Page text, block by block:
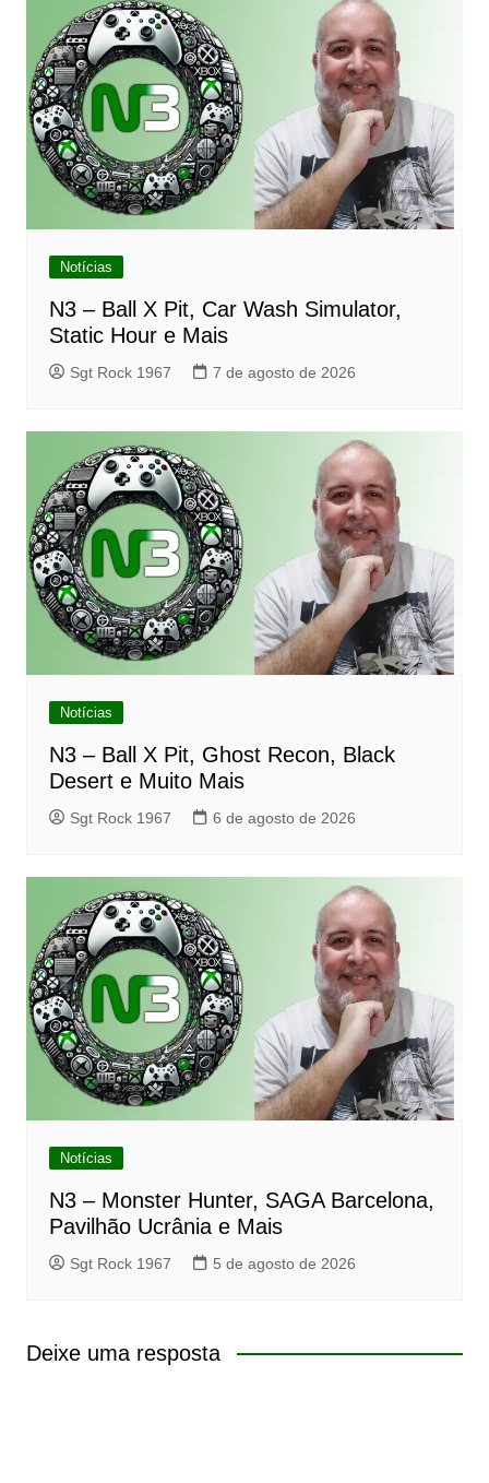
Notícias
N3 – Ball X Pit, Car Wash Simulator,
Static Hour e Mais
Sgt Rock 1967 7 de agosto de 2026
Notícias
N3 – Ball X Pit, Ghost Recon, Black
Desert e Muito Mais
Sgt Rock 1967 6 de agosto de 2026
Notícias
N3 – Monster Hunter, SAGA Barcelona,
Pavilhão Ucrânia e Mais
Sgt Rock 1967 5 de agosto de 2026
Deixe uma resposta